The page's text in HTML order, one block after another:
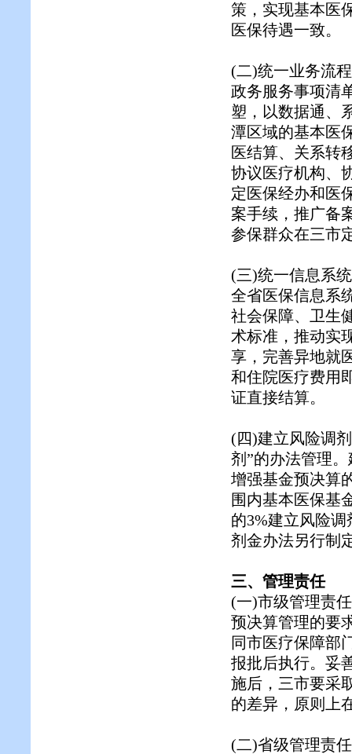
策，实现基本医
医保待遇一致。
(二)统一业务流
政务服务事项清
塑，以数据通、
潭区域的基本医
医结算、关系转
协议医疗机构、
定医保经办和医
案手续，推广备
参保群众在三市
(三)统一信息系
全省医保信息系
社会保障、卫生
术标准，推动实
享，完善异地就
和住院医疗费用
证直接结算。
(四)建立风险调
剂”的办法管理
增强基金预决算
围内基本医保基
的3%建立风险
剂金办法另行制
三、管理责任
(一)市级管理责
预决算管理的要
同市医疗保障部
报批后执行。妥
施后，三市要采
的差异，原则上
(二)省级管理责